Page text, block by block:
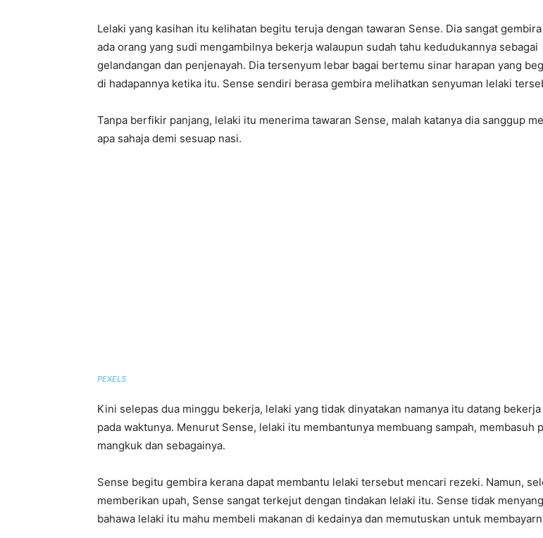
Lelaki yang kasihan itu kelihatan begitu teruja dengan tawaran Sense. Dia sangat
ada orang yang sudi mengambilnya bekerja walaupun sudah tahu kedudukannya sebagai
gelandangan dan penjenayah. Dia tersenyum lebar bagai bertemu sinar harapan yang
di hadapannya ketika itu. Sense sendiri berasa gembira melihatkan senyuman lelaki
Tanpa berfikir panjang, lelaki itu menerima tawaran Sense, malah katanya dia sanggup
apa sahaja demi sesuap nasi.
PEXELS
Kini selepas dua minggu bekerja, lelaki yang tidak dinyatakan namanya itu datang
pada waktunya. Menurut Sense, lelaki itu membantunya membuang sampah, membasuh
mangkuk dan sebagainya.
Sense begitu gembira kerana dapat membantu lelaki tersebut mencari rezeki. Namun,
memberikan upah, Sense sangat terkejut dengan tindakan lelaki itu. Sense tidak
bahawa lelaki itu mahu membeli makanan di kedainya dan memutuskan untuk